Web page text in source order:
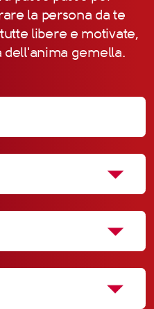
la persona da te
libere e motivate,
gemella.